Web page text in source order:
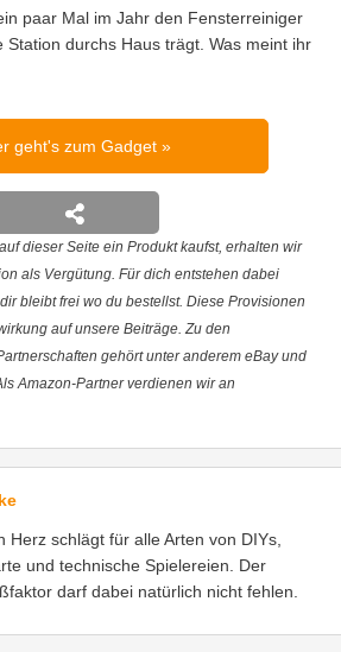
paar Mal im Jahr den Fensterreiniger
Station durchs Haus trägt. Was meint ihr
geht's zum Gadget
dieser Seite ein Produkt kaufst, erhalten wir
als Vergütung. Für dich entstehen dabei
bleibt frei wo du bestellst. Diese Provisionen
auf unsere Beiträge. Zu den
gehört unter anderem eBay und
Amazon-Partner verdienen wir an
Herz schlägt für alle Arten von DIYs,
und technische Spielereien. Der
darf dabei natürlich nicht fehlen.